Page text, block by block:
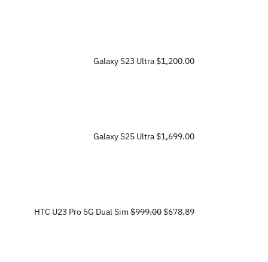
Galaxy S23 Ultra$1,200.00
Galaxy S25 Ultra$1,699.00
HTC U23 Pro 5G Dual Sim$999.00$678.89